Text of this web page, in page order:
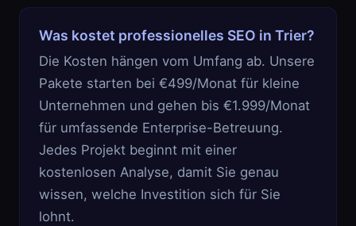
Was kostet professionelles SEO in Trier?
Die Kosten hängen vom Umfang ab. Unsere
Pakete starten bei €499/Monat für kleine
Unternehmen und gehen bis €1.999/Monat
für umfassende Enterprise-Betreuung.
Jedes Projekt beginnt mit einer
kostenlosen Analyse, damit Sie genau
wissen, welche Investition sich für Sie
lohnt.